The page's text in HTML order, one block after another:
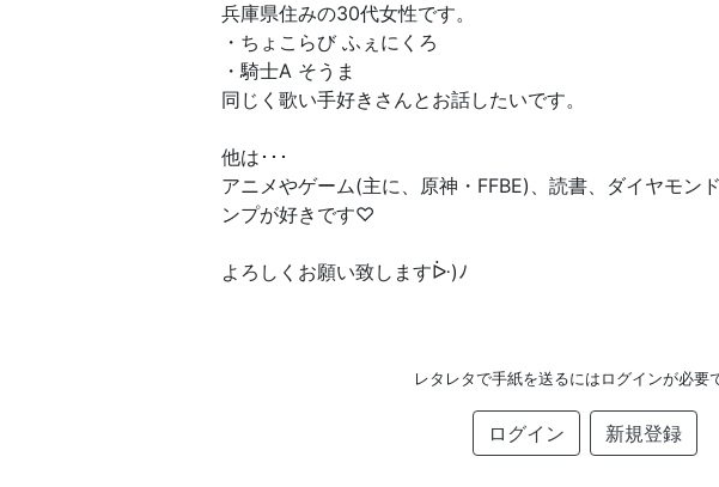
兵庫県住みの30代女性です。
・ちょこらび ふぇにくろ
・騎士A そうま
同じく歌い手好きさんとお話したいです。
他は･･･
アニメやゲーム(主に、原神・FFBE)、読書、ダイヤモン
ンプが好きです♡
よろしくお願い致しますᐕ)ﾉ
レタレタで手紙を送るにはログインが必要
ログイン 新規登録